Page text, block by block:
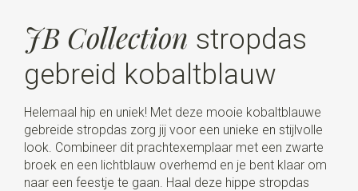
JB Collection stropdas
gebreid kobaltblauw
Helemaal hip en uniek! Met deze mooie kobaltblauwe
gebreide stropdas zorg jij voor een unieke en stijlvolle
look. Combineer dit prachtexemplaar met een zwarte
broek en een lichtblauw overhemd en je bent klaar om
naar een feestje te gaan. Haal deze hippe stropdas